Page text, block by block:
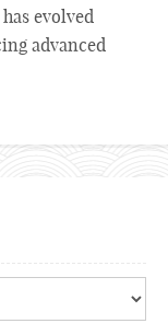
evolved
advanced